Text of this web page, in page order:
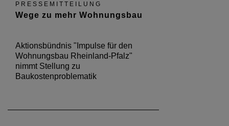
PRESSEMITTEILUNG
Wege zu mehr Wohnungsbau
Aktionsbündnis "Impulse für den
Wohnungsbau Rheinland-Pfalz"
nimmt Stellung zu
Baukostenproblematik